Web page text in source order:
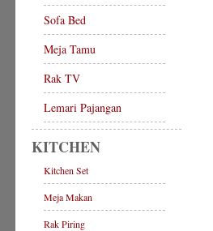
Sofa Bed
Meja Tamu
Rak TV
Lemari Pajangan
KITCHEN
Kitchen Set
Meja Makan
Rak Piring